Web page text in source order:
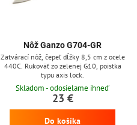
Nôž Ganzo G704-GR
Zatvárací nôž, čepeľ dĺžky 8,5 cm z ocele
440C. Rukoväť zo zelenej G10, poistka
typu axis lock.
Skladom - odosielame ihneď
23 €
Do košíka